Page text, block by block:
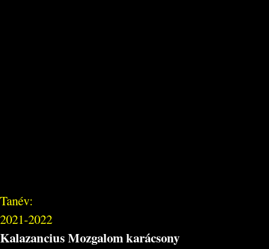
Tanév:
2021-2022
Kalazancius Mozgalom karácsony